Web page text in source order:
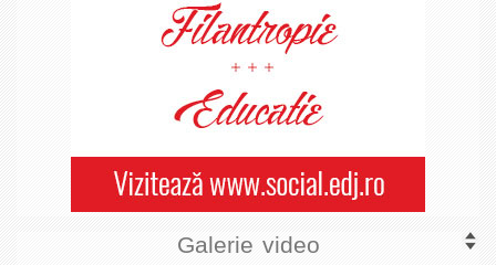
Galerie video